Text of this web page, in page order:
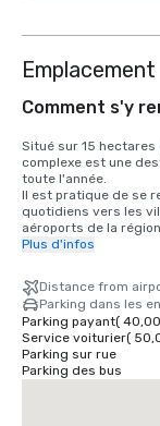
Emplacement
Comment s'y
Situé sur 15 hectares
complexe est une
toute l'année.
Il est pratique de se
quotidiens vers les
aéroports de la
l'aéroport de Long
• Aéroport du comté
• Aéroport de Long
• Aéroport de Los
• Aéroport de San
• Centre des
Plus d'infos
Distance from
Parking dans les
Parking payant( 40,00
Service voiturier(
Parking sur rue
Parking des bus